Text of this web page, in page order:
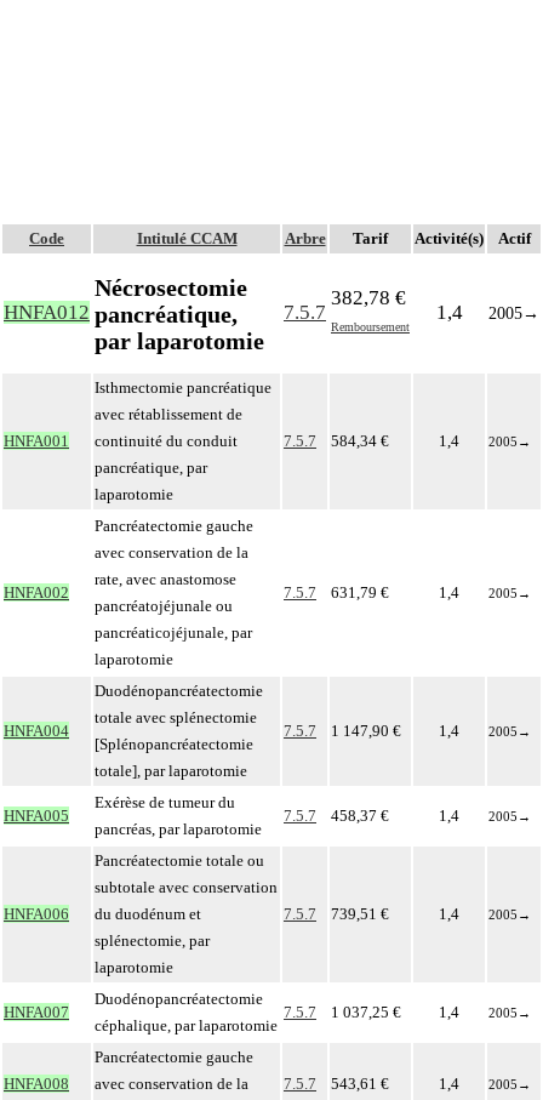
Code Intitulé CCAM Arbre Tarif Activité(s) Actif
HNFA012
Nécrosectomie
pancréatique,
par laparotomie
7.5.7
382,78 €
Remboursement
1,4 2005→
HNFA001
Isthmectomie pancréatique
avec rétablissement de
continuité du conduit
pancréatique, par
laparotomie
7.5.7 584,34 € 1,4 2005 →
HNFA002
Pancréatectomie gauche
avec conservation de la
rate, avec anastomose
pancréatojéjunale ou
pancréaticojéjunale, par
laparotomie
7.5.7 631,79 € 1,4 2005 →
HNFA004
Duodénopancréatectomie
totale avec splénectomie
[Splénopancréatectomie
totale], par laparotomie
7.5.7 1 147,90 € 1,4 2005 →
HNFA005
Exérèse de tumeur du
pancréas, par laparotomie
7.5.7 458,37 € 1,4 2005 →
HNFA006
Pancréatectomie totale ou
subtotale avec conservation
du duodénum et
splénectomie, par
laparotomie
7.5.7 739,51 € 1,4 2005 →
HNFA007
Duodénopancréatectomie
céphalique, par laparotomie
7.5.7 1 037,25 € 1,4 2005 →
HNFA008
Pancréatectomie gauche
avec conservation de la
7.5.7 543,61 € 1,4 2005 →